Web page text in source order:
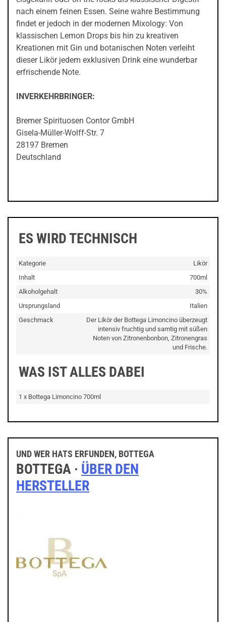
nach einem feinen Essen. Seine wahre Bestimmung
findet er jedoch in der modernen Mixology: Von
klassischen Lemon Drops bis hin zu kreativen
Kreationen mit Gin und botanischen Noten verleiht
dieser Likör jedem exklusiven Drink eine wunderbar
erfrischende Note.
INVERKEHRBRINGER:
Bremer Spirituosen Contor GmbH
Gisela-Müller-Wolff-Str. 7
28197 Bremen
Deutschland
ES WIRD TECHNISCH
Kategorie
Likör
Inhalt
700ml
Alkoholgehalt
30%
Ursprungsland
Italien
Geschmack
Der Likör der Bottega Limoncino überzeugt
intensiv fruchtig und samtig mit süßen
Noten von Zitronenbonbon, Zitronengras
und Frische.
WAS IST ALLES DABEI
1 x Bottega Limoncino 700ml
UND WER HATS ERFUNDEN, BOTTEGA
BOTTEGA · ÜBER DEN
HERSTELLER